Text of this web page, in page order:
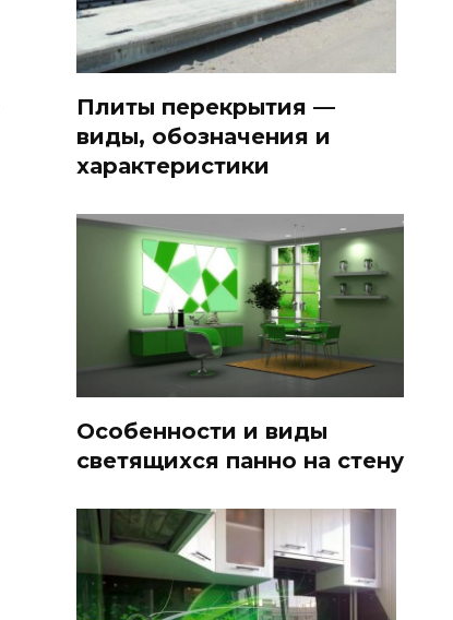
Плиты перекрытия —
виды, обозначения и
характеристики
Особенности и виды
светящихся панно на стену